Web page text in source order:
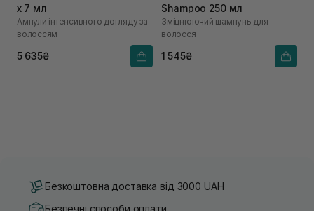
х 7 мл
Ампули інтенсивного догляду за
волоссям
5 635₴
Shampoo 250 мл
Зміцнюючий шампунь для
волосся
1 545₴
Безкоштовна доставка від 3000 UAH